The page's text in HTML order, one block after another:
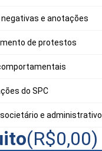
negativas e anotações
de protestos
do SPC
e administrativo
(R$0,00)